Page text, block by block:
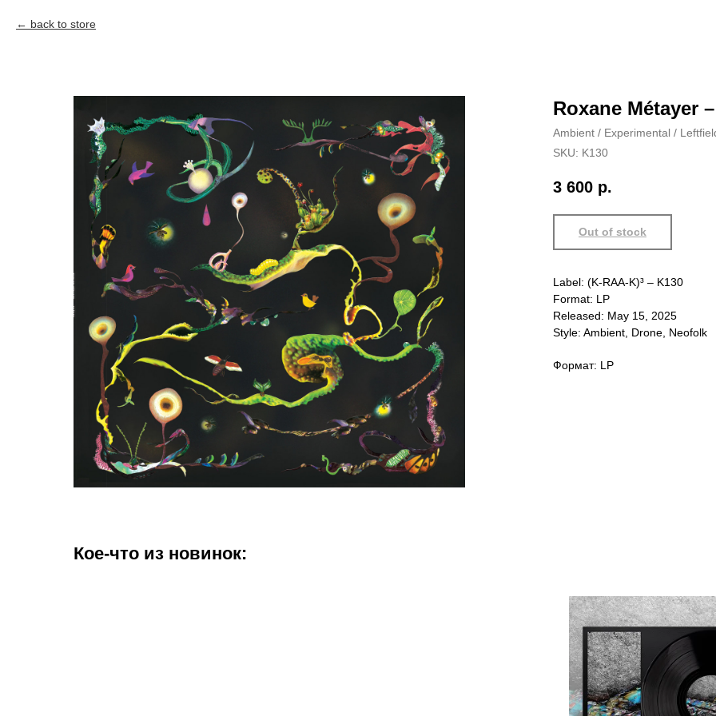
back to store
Roxane Métayer
Ambient / Experimental /
SKU: K130
3 600 р.
Out of stock
Label: (K-RAA-K)³ – K130
Format: LP
Released: May 15, 2025
Style: Ambient, Drone, Neofolk
Формат: LP
Кое-что из новинок: